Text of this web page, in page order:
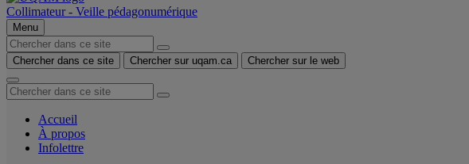
Collimateur - Veille pédagonumérique
Menu
Chercher dans ce site Chercher sur uqam.ca Chercher sur le web
Accueil
À propos
Infolettre